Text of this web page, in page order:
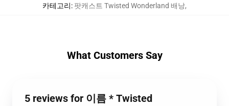
카테고리: 팟캐스트 Twisted Wonderland 배낭,
What Customers Say
5 reviews for 이름 * Twisted